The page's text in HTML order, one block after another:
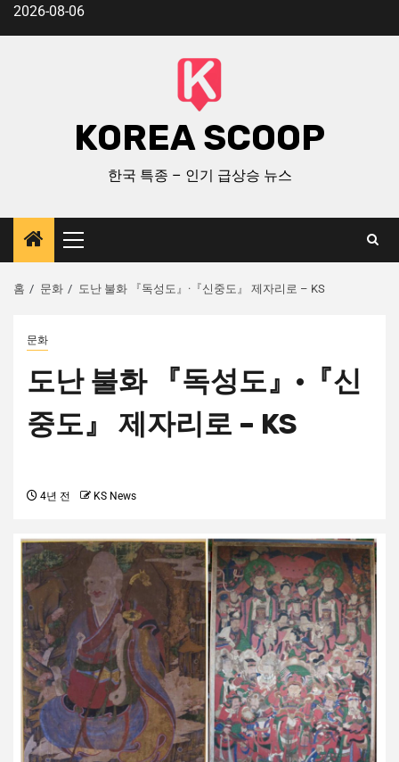
2026-08-06
KOREA SCOOP
한국 특종 – 인기 급상승 뉴스
홈 문화 도난 불화 『독성도』·『신중도』 제자리로 – KS
문화
도난 불화 『독성도』·『신
중도』 제자리로 – KS
4년 전 KS News